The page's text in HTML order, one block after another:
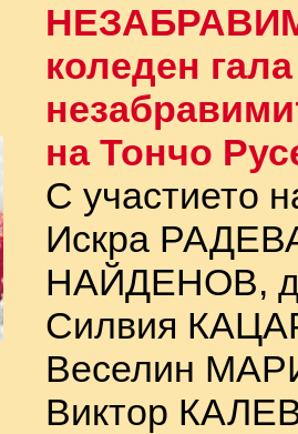
коледен
на Тончо
С участието
Искра
НАЙДЕНОВ,
Силвия
Веселин
Виктор